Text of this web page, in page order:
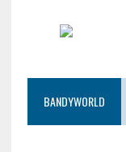
BANDYWORLD